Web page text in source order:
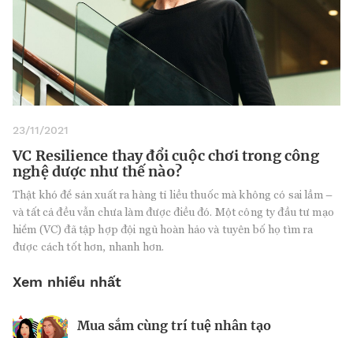
23/11/2021
VC Resilience thay đổi cuộc chơi trong công
nghệ dược như thế nào?
Thật khó để sản xuất ra hàng tỉ liều thuốc mà không có sai lầm –
và tất cả đều vẫn chưa làm được điều đó. Một công ty đầu tư mạo
hiểm (VC) đã tập hợp đội ngũ hoàn hảo và tuyên bố họ tìm ra
được cách tốt hơn, nhanh hơn.
Xem nhiều nhất
Mua sắm cùng trí tuệ nhân tạo
Nhà sáng lập 25 tuổi và tham vọng lật
Kiểm soát bất ổn và bảo vệ sức khỏe